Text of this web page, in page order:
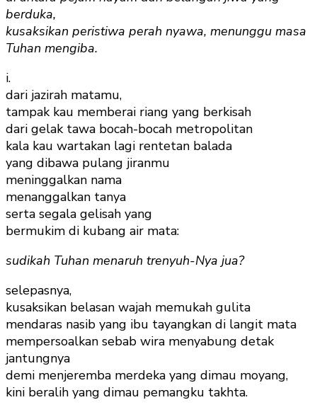
berduka,
kusaksikan peristiwa perah nyawa, menunggu masa
Tuhan mengiba.
i.
dari jazirah matamu,
tampak kau memberai riang yang berkisah
dari gelak tawa bocah-bocah metropolitan
kala kau wartakan lagi rentetan balada
yang dibawa pulang jiranmu
meninggalkan nama
menanggalkan tanya
serta segala gelisah yang
bermukim di kubang air mata:
sudikah Tuhan menaruh trenyuh-Nya jua?
selepasnya,
kusaksikan belasan wajah memukah gulita
mendaras nasib yang ibu tayangkan di langit mata
mempersoalkan sebab wira menyabung detak
jantungnya
demi menjeremba merdeka yang dimau moyang,
kini beralih yang dimau pemangku takhta.